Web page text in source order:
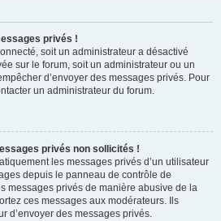
privés !
soit un administrateur a désactivé
sur le forum, soit un administrateur ou un
d’envoyer des messages privés. Pour
un administrateur du forum.
privés non sollicités !
les messages privés d’un utilisateur
depuis le panneau de contrôle de
messages privés de manière abusive de la
ces messages aux modérateurs. Ils
d’envoyer des messages privés.